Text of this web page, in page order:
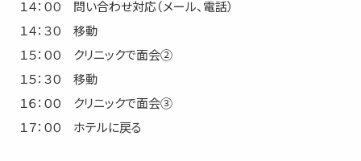
１４：００ 問い合わせ対応（メール、電話）
１４：３０ 移動
１５：００ クリニックで面会②
１５：３０ 移動
１６：００ クリニックで面会③
１７：００ ホテルに戻る